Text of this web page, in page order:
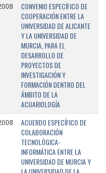
CONVENIO ESPECÍFICO DE
COOPERACIÓN ENTRE LA
UNIVERSIDAD DE ALICANTE
Y LA UNIVERSIDAD DE
MURCIA, PARA EL
DESARROLLO DE
PROYECTOS DE
INVESTIGACIÓN Y
FORMACIÓN DENTRO DEL
ÁMBITO DE LA
ACUARIOLOGÍA
ACUERDO ESPECÍFICO DE
COLABORACIÓN
TECNOLÓGICA-
INFORMÁTICA ENTRE LA
UNIVERSIDAD DE MURCIA Y